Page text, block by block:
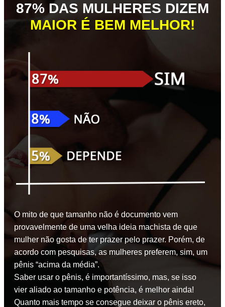
87% DAS MULHERES DIZEM
MAIOR É BEM MELHOR!
O mito de que tamanho não é documento vem
provavelmente de uma velha ideia machista de que
mulher não gosta de ter prazer pelo prazer. Porém, de
acordo com pesquisas, as mulheres preferem, sim, um
pênis “acima da média”.
Saber usar o pênis, é importantíssimo, mas, se isso
vier aliado ao tamanho e potência, é melhor ainda!
Quanto mais tempo se consegue deixar o pênis ereto,